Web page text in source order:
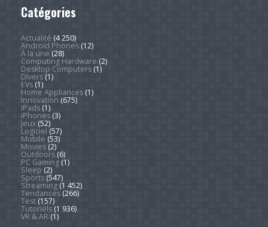
Catégories
Actualité (4 250)
Android Phones(12)
À la une (28)
Computing Hardware (2)
Desktop Computers(1)
Divers(1)
EVs(1)
Home Appliances(1)
Innovation (675)
iPads(1)
iPhones(3)
Jeux(52)
Logiciel (57)
Mobile (53)
Movies(2)
Outdoors(6)
PC Gaming(1)
Sleep (2)
Sports(547)
Streaming(1 452)
Tendances(266)
Test(157)
Tutoriels(1 936)
VR & AR(1)